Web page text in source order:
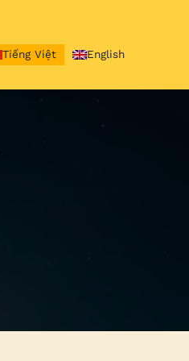
Tiếng Việt English